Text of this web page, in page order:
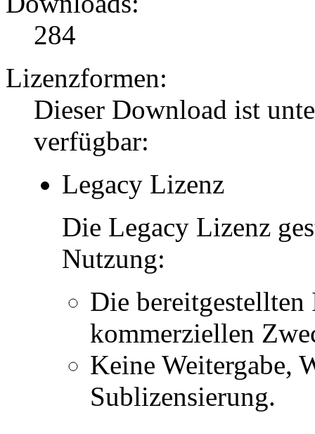
284
Lizenzformen:
Dieser Download ist
verfügbar:
Legacy Lizenz
Die Legacy Lizenz
Nutzung:
Die
kommerziellen
Keine Weitergabe,
Sublizensierung.